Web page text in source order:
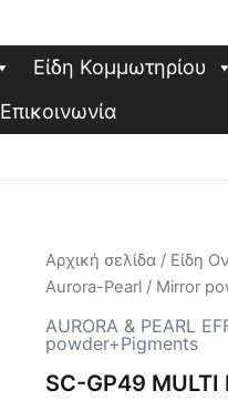
Είδη Κομμωτηρίου
Επικοινωνία
Αρχική σελίδα / Είδη
Aurora-Pearl / Mirror
AURORA & PEARL
powder+Pigments
SC-GP49 MULTI
SC-
GP49
POWDER
3in1